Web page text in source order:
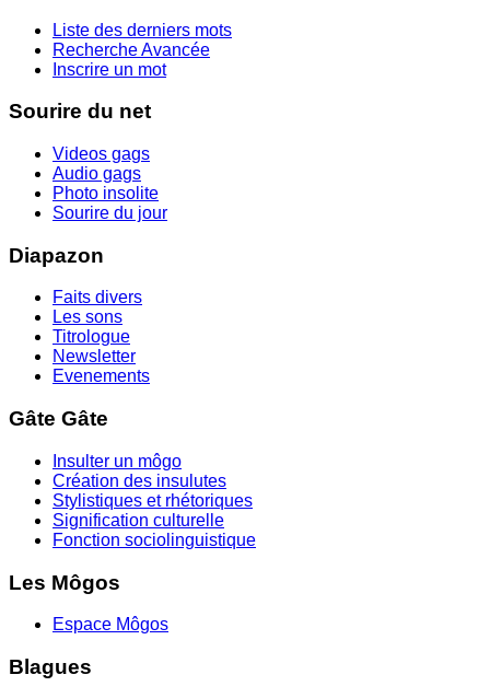
Liste des derniers mots
Recherche Avancée
Inscrire un mot
Sourire du net
Videos gags
Audio gags
Photo insolite
Sourire du jour
Diapazon
Faits divers
Les sons
Titrologue
Newsletter
Evenements
Gâte Gâte
Insulter un môgo
Création des insulutes
Stylistiques et rhétoriques
Signification culturelle
Fonction sociolinguistique
Les Môgos
Espace Môgos
Blagues